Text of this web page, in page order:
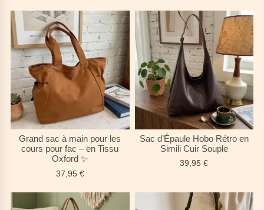
signifier compromis sur la qualité.
🚀 Découvrez des sacs qui durenttoute l'année
scolaire(et souvent plus !) à des prix qui respectent
votreportefeuille d’étudiante. Parfaits pour la
rentrée , le quotidien au lycéeou à la fac, et toutes
vos activités.
👉 Explorez notre collection de sacs pas chers –
parce que s’équiper intelligemment, c’est aussi gérer
sonbudget malin!
Grand sac à main pour les
cours pour fac – en Tissu
Oxford ✨
37,95 €
Sac d’Épaule Hobo Rétro en
Simili Cuir Souple
39,95€